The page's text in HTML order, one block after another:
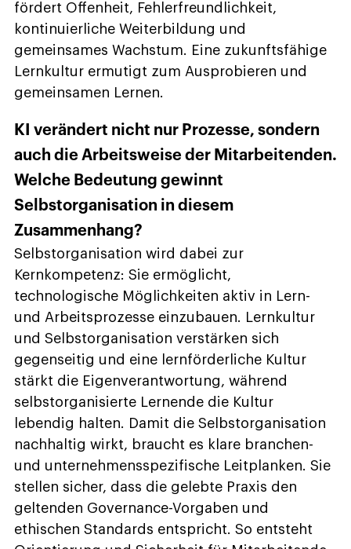
fördert Offenheit, Fehlerfreundlichkeit,
kontinuierliche Weiterbildung und
gemeinsames Wachstum. Eine zukunftsfähige
Lernkultur ermutigt zum Ausprobieren und
gemeinsamen Lernen.
KI verändert nicht nur Prozesse, sondern
auch die Arbeitsweise der Mitarbeitenden.
Welche Bedeutung gewinnt
Selbstorganisation in diesem
Zusammenhang?
Selbstorganisation wird dabei zur
Kernkompetenz: Sie ermöglicht,
technologische Möglichkeiten aktiv in Lern-
und Arbeitsprozesse einzubauen. Lernkultur
und Selbstorganisation verstärken sich
gegenseitig und eine lernförderliche Kultur
stärkt die Eigenverantwortung, während
selbstorganisierte Lernende die Kultur
lebendig halten. Damit die Selbstorganisation
nachhaltig wirkt, braucht es klare branchen-
und unternehmensspezifische Leitplanken. Sie
stellen sicher, dass die gelebte Praxis den
geltenden Governance-Vorgaben und
ethischen Standards entspricht. So entsteht